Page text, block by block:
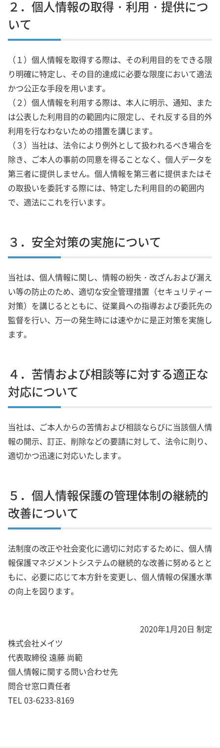
２．個人情報の取得・利用・提供につ
いて
（１）個人情報を取得する際は、その利用目的をできる限
り明確に特定し、その目的達成に必要な限度において適法
かつ公正な手段を用います。
（２）個人情報を利用する際は、本人に明示、通知、また
は公表した利用目的の範囲内に限定し、それ反する目的外
利用を行なわないための措置を講じます。
（３）当社は、法令により例外として扱われるべき場合を
除き、ご本人の事前の同意を得ることなく、個人データを
第三者に提供しません。個人情報を第三者に提供またはそ
の取扱いを委託する際には、特定した利用目的の範囲内
で、適法にこれを行います。
３．安全対策の実施について
当社は、個人情報に関し、情報の紛失・改ざんおよび漏え
い等の防止のため、適切な安全管理措置（セキュリティー
対策）を講じるとともに、従業員への指導および委託先の
監督を行い、万一の発生時には速やかに是正対策を実施し
ます。
４．苦情および相談等に対する適正な
対応について
当社は、ご本人からの苦情および相談ならびに当該個人情
報の開示、訂正、削除などの要請に対して、法令に則り、
適切かつ迅速に対応いたします。
５．個人情報保護の管理体制の継続的
改善について
法制度の改正や社会変化に適切に対応するために、個人情
報保護マネジメントシステムの継続的な改善に努めるとと
もに、必要に応じて本方針を変更し、個人情報の保護水準
の向上を図ります。
2020年1月20日 制定
株式会社メイツ
代表取締役 遠藤 尚範
個人情報に関する問い合わせ先
問合せ窓口責任者
TEL 03-6233-8169